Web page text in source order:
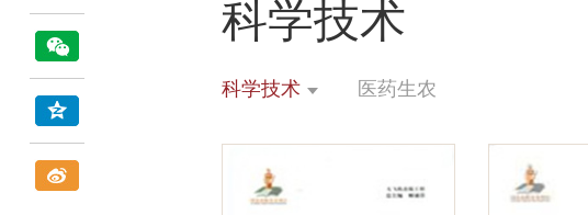
科学技术
科学技术 医药生农